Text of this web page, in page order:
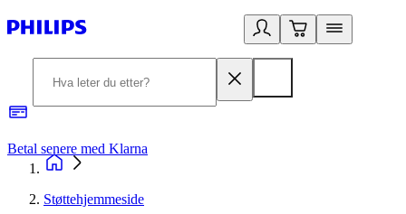
Betal senere med Klarna
Støttehjemmeside